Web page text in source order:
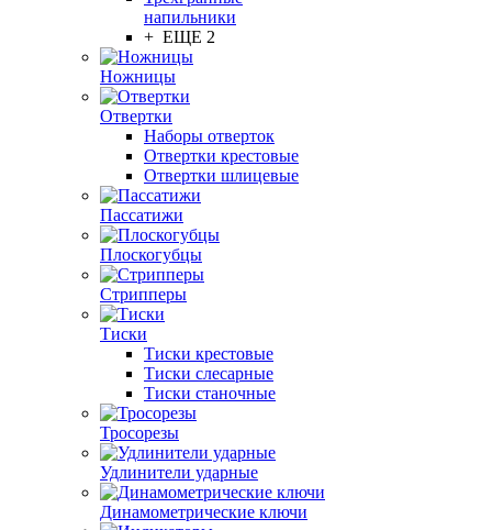
напильники
+ ЕЩЕ 2
Ножницы
Отвертки
Наборы отверток
Отвертки крестовые
Отвертки шлицевые
Пассатижи
Плоскогубцы
Стрипперы
Тиски
Тиски крестовые
Тиски слесарные
Тиски станочные
Тросорезы
Удлинители ударные
Динамометрические ключи